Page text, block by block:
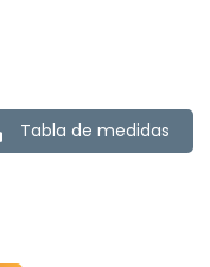
Tabla de medidas